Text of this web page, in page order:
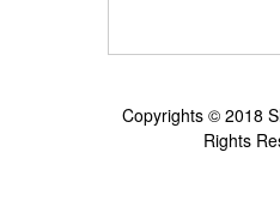
Copyrights © 2018
Rights